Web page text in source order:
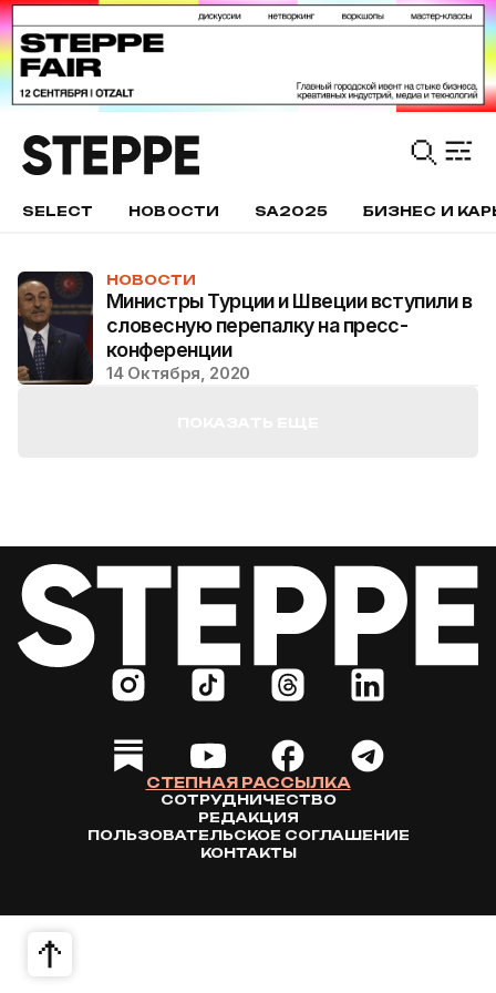
SELECT НОВОСТИ SA2025 БИЗНЕС И
НОВОСТИ
Министры Турции и Швеции вступили в
словесную перепалку на пресс-
конференции
14 Октября, 2020
СТЕПНАЯ РАССЫЛКА
СОТРУДНИЧЕСТВО
РЕДАКЦИЯ
ПОЛЬЗОВАТЕЛЬСКОЕ СОГЛАШЕНИЕ
КОНТАКТЫ